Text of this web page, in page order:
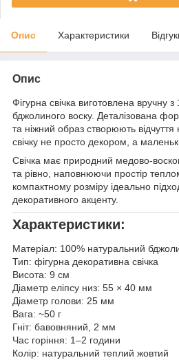
Опис Характеристики
Опис
Фігурна свічка виготовлена вручну
бджолиного воску. Деталізована
та ніжний образ створюють відчуття
свічку не просто декором, а
Свічка має природний медово-
та рівно, наповнюючи простір
компактному розміру ідеально
декоративного акценту.
Характеристики:
Матеріал: 100% натуральний
Тип: фігурна декоративна свічка
Висота: 9 см
Діаметр еліпсу низ: 55 × 40 мм
Діаметр голови: 25 мм
Вага: ~50 г
Гніт: бавовняний, 2 мм
Час горіння: 1–2 години
Колір: натуральний теплий жовтий